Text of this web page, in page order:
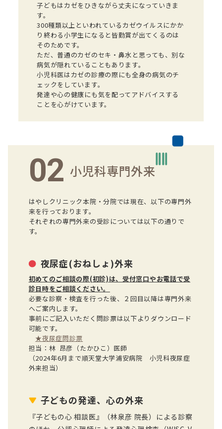
子どもはカゼをひきながら丈夫になっていきま
す。
300種類以上といわれているカゼウイルスにかか
り終わる小学生になると皆勤賞が出てくるのは
そのためです。
ただ、普通のカゼのセキ・鼻水と思っても、別な
病気が隠れていることもあります。
小児科医はカゼの診療の際にも全身の病気のチ
ェックをしています。
発達や心の健康にも気を配ってアドバイスする
ことを心がけています。
小児科専門外来
はやしクリニック本院・分院では現在、以下の専門外
来を行っております。
それぞれの専門外来の受診については以下の通りで
す。
夜尿症(おねしょ)外来
初めてのご相談の際(初診)は、受付窓口やお電話で受
診日時をご相談ください。
必要な診察・検査を行った後、２回目以降は専門外来
へご案内します。
事前にご記入いただく問診票は以下よりダウンロード
可能です。
★夜尿症問診票
担当：林 昂彦（たかひこ）医師
（2024年6月まで順天堂大学浦安病院 小児科夜尿症
外来担当）
子どもの発達、心の外来
『子どもの心 相談医』（林泉彦 院長）による診察
02